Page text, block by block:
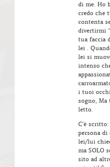
di me. Ho
credo che
contenta
divertirmi
tua faccia
lei .
lei si
intenso
i tuoi
sogno,
letto.
C’è
persona
lei/lui
ma SOLO
sito ad